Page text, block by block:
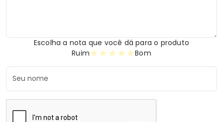
Escolha a nota que você dá para o produto
Ruim
★
★
★
★
★ Bom